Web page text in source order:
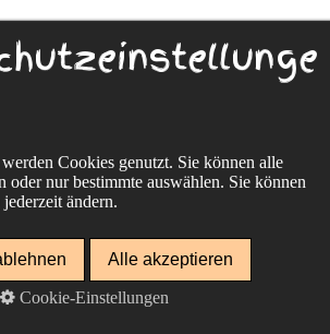
Cookies genutzt. Sie können alle
oder nur bestimmte auswählen. Sie können
ändern.
Alle akzeptieren
Cookie-Einstellungen